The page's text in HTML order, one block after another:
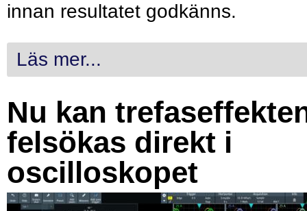
innan resultatet godkänns.
Läs mer...
Nu kan
felsökas direkt i
oscilloskopet